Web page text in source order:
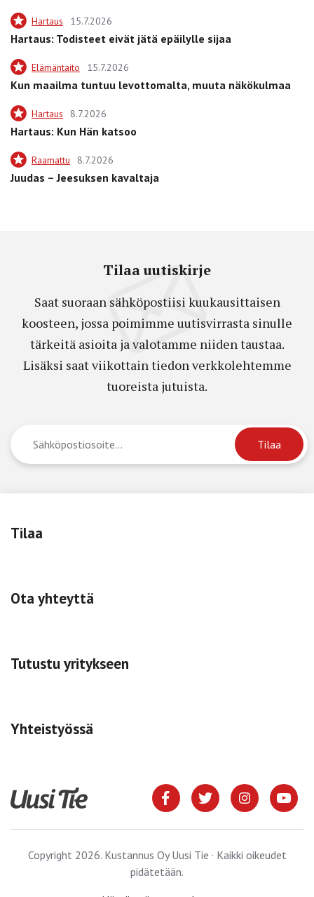
Hartaus 15.7.2026
Hartaus: Todisteet eivät jätä epäilylle sijaa
Elämäntaito 15.7.2026
Kun maailma tuntuu levottomalta, muuta näkökulmaa
Hartaus 8.7.2026
Hartaus: Kun Hän katsoo
Raamattu 8.7.2026
Juudas – Jeesuksen kavaltaja
Tilaa uutiskirje
Saat suoraan sähköpostiisi kuukausittaisen
koosteen, jossa poimimme uutisvirrasta sinulle
tärkeitä asioita ja valotamme niiden taustaa.
Lisäksi saat viikottain tiedon verkkolehtemme
tuoreista jutuista.
Tilaa
Ota yhteyttä
Tutustu yritykseen
Yhteistyössä
Copyright 2026. Kustannus Oy Uusi Tie · Kaikki oikeudet
pidätetään.